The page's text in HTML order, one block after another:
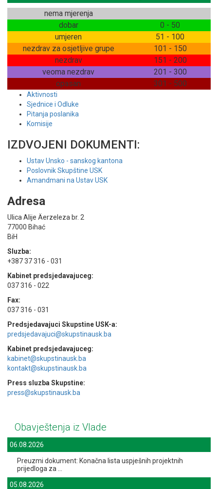
nema mjerenja
dobar
0 - 50
umjeren
51 - 100
nezdrav za osjetljive grupe
101 - 150
nezdrav
151 - 200
veoma nezdrav
201 - 300
opasan
301 - 500
Aktivnosti
Sjednice i Odluke
Pitanja poslanika
Komisije
IZDVOJENI DOKUMENTI:
Ustav Unsko - sanskog kantona
Poslovnik Skupštine USK
Amandmani na Ustav USK
Adresa
Ulica Alije Äerzeleza br. 2
77000 Bihać
BiH
Sluzba:
+387 37 316 - 031
Kabinet predsjedavajuceg:
037 316 - 022
Fax:
037 316 - 031
Predsjedavajuci Skupstine USK-a:
predsjedavajuci@skupstinausk.ba
Kabinet predsjedavajuceg:
kabinet@skupstinausk.ba
kontakt@skupstinausk.ba
Press sluzba Skupstine:
press@skupstinausk.ba
Obavještenja iz Vlade
06.08.2026
Preuzmi dokument: Konačna lista uspješnih projektnih
prijedloga za ...
05.08.2026